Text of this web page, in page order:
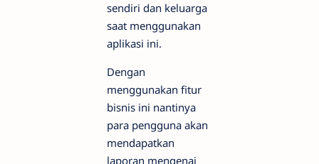
sendiri dan keluarga
saat menggunakan
aplikasi ini.
Dengan
menggunakan fitur
bisnis ini nantinya
para pengguna akan
mendapatkan
laporan mengenai